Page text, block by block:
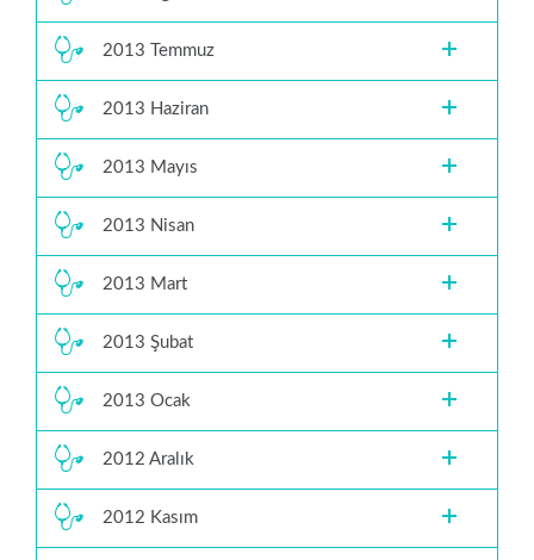
2013 Temmuz
2013 Haziran
2013 Mayıs
2013 Nisan
2013 Mart
2013 Şubat
2013 Ocak
2012 Aralık
2012 Kasım